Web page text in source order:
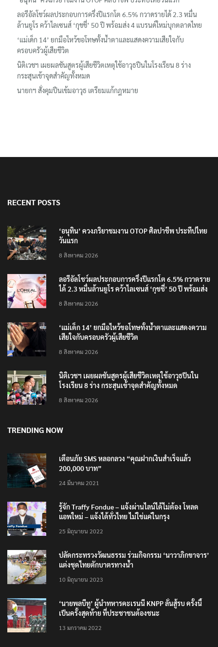
ลอรีอัลโชว์ผลประกอบการครึ่งปีแรกโต 6.5% กวาดรายได้ 2.3 หมื่น
ล้านยูโร คว้าไลเซนส์ ‘กุชชี่’ 50 ปี พร้อมส่ง 4 แบรนด์ใหม่บุกตลาดไทย
‘แม่เด็ก 14’ ยกมือไหว้ขอโทษทั้งน้ำตาและแสดงความเสียใจกับ
ครอบครัวผู้เสียชีวิต
นิติเวชฯ เผยผลชันสูตรผู้เสียชีวิตเหตุใช้อาวุธปืนในโรงเรียน 8 ร่าง
กระสุนเข้าจุดสำคัญทั้งหมด
นายกฯ สั่งคุมปืนเข้มอาวุธ เตรียมแก้กฎหมาย
RECENT POSTS
‘อนุทิน’ ควงภริยาชมงาน OTOP ศิลปาชีพ ประทีปไทย
วันแรก
8 สิงหาคม 2026
ลอรีอัลโชว์ผลประกอบการครึ่งปีแรกโต 6.5% กวาดราย
ได้ 2.3 หมื่นล้านยูโร คว้าไลเซนส์ ‘กุชชี่’ 50 ปี พร้อมส่ง
8 สิงหาคม 2026
‘แม่เด็ก 14’ ยกมือไหว้ขอโทษทั้งน้ำตาและแสดงความ
เสียใจกับครอบครัวผู้เสียชีวิต
8 สิงหาคม 2026
นิติเวชฯ เผยผลชันสูตรผู้เสียชีวิตเหตุใช้อาวุธปืนใน
โรงเรียน 8 ร่าง กระสุนเข้าจุดสำคัญทั้งหมด
8 สิงหาคม 2026
TRENDING NOW
เตือนภัย SMS หลอกลวง “คุณฝากเงินสำเร็จแล้ว
200,000 บาท”
24 มีนาคม 2021
รู้จัก Traffy Fondue – แจ้งผ่านไลน์ได้ไม่ต้อง โหลด
แอพใหม่ – แจ้งได้ทั่วไทย ไม่ใช่แค่ในกรุง
25 มิถุนายน 2022
ปลัดกระทรวงวัฒนธรรม ร่วมกิจกรรม ‘นาวาภิกขาจาร’
แต่งชุดไทยตักบาตรทางน้ำ
10 มิถุนายน 2023
‘นายพลบีทู’ ผู้นำทหารคะเรนนี KNPP ลั่นสู้รบ ครั้งนี้
เป็นครั้งสุดท้าย ที่ประชาชนต้องชนะ
13 มกราคม 2022